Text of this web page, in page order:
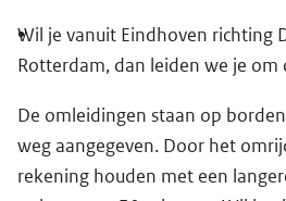
Wil je vanuit Eindhoven richting
Rotterdam, dan leiden we je om
De omleidingen staan op
weg aangegeven. Door het
rekening houden met een